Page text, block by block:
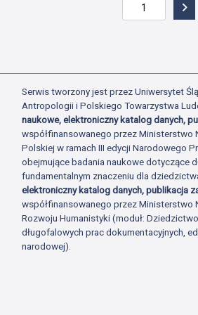
Profil Facebook
Serwis tworzony jest przez Uniwersytet
Antropologii i Polskiego Towarzystwa
naukowe, elektroniczny katalog danych,
współfinansowanego przez Ministerstwo
Polskiej w ramach III edycji Narodowego
obejmujące badania naukowe dotyczące
fundamentalnym znaczeniu dla
elektroniczny katalog danych, publikacja
współfinansowanego przez Ministerstwo
Rozwoju Humanistyki (moduł:
długofalowych prac dokumentacyjnych,
narodowej).